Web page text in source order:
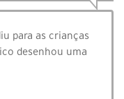
para as crianças
desenhou uma